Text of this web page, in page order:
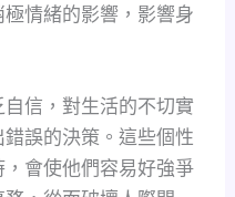
情緒的影響，影響身
信，對生活的不切實
誤的決策。這些個性
會使他們容易好強爭